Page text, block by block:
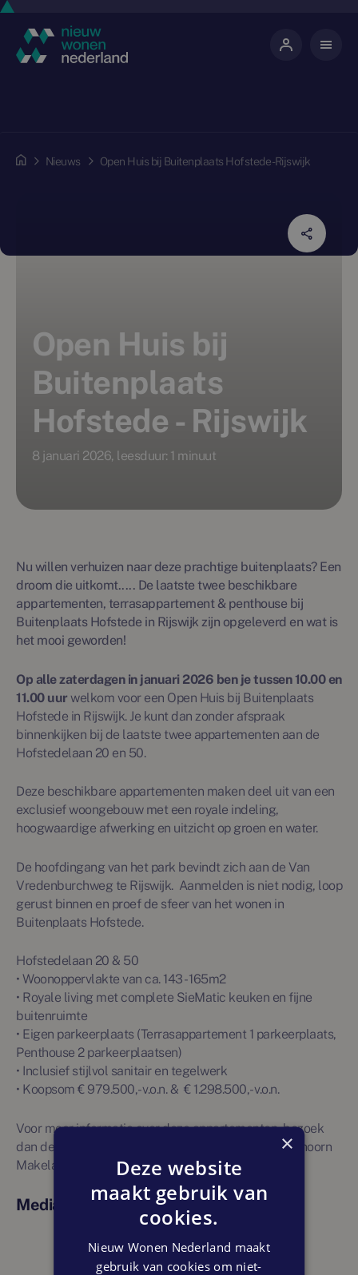
Nieuws Open Huis bij Buitenplaats Hofstede - Rijswijk
Open Huis bij
Buitenplaats
Hofstede - Rijswijk
8 januari 2026, leesduur: 1 minuut
Nu willen verhuizen naar deze prachtige buitenplaats? Een
droom die uitkomt..... De laatste twee beschikbare
appartementen, terrasappartement & penthouse bij
Buitenplaats Hofstede in Rijswijk zijn opgeleverd en wat is
het mooi geworden!
Op alle zaterdagen in januari 2026 ben je tussen 10.00 en
11.00 uur welkom voor een Open Huis bij Buitenplaats
Hofstede in Rijswijk. Je kunt dan zonder afspraak
binnenkijken bij de laatste twee appartementen aan de
Hofstedelaan 20 en 50.
Deze beschikbare appartementen maken deel uit van een
exclusief woongebouw met een royale indeling,
hoogwaardige afwerking en uitzicht op groen en water.
De hoofdingang van het park bevindt zich aan de Van
Vredenburchweg te Rijswijk. Aanmelden is niet nodig, loop
gerust binnen en proef de sfeer van het wonen in
Buitenplaats Hofstede.
Hofstedelaan 20 & 50
• Woonoppervlakte van ca. 143 - 165m2
• Royale living met complete SieMatic keuken en fijne
buitenruimte
• Eigen parkeerplaats (Terrasappartement 1 parkeerplaats,
Penthouse 2 parkeerplaatsen)
• Inclusief stijlvol sanitair en tegelwerk
• Koopsom € 979.500,- v.o.n. & € 1.298.500,- v.o.n.
Voor meer informatie over deze appartementen, bezoek
dan de
of neem contact op met Olsthoorn
Makelaars
Media
×
Deze website
maakt gebruik van
cookies.
Nieuw Wonen Nederland maakt
gebruik van cookies om niet-